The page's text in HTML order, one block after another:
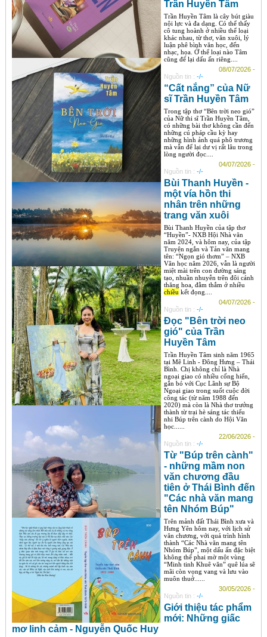
Trần Huyền Tâm
Trần Huyền Tâm là cây bút giàu
nội lực và đa dạng. Có thể thấy
cô tung hoành ở nhiều thể loại
khác nhau, từ thơ, văn xuôi, lý
luận phê bình văn học, đến
nhạc, họa. Ở thể loại nào Tâm
cũng để lại dấu ấn riêng....
08/07/2026 -
Nguồn tin : -/-
“Cất nắng” của Nữ
sĩ Trần Huyền Tâm
Trong tập thơ “Bên trời neo gió”
của Nữ thi sĩ Trần Huyền Tâm,
có những bài thơ không cần đến
những cú pháp cầu kỳ hay
những hình ảnh quá phô trương
mà vẫn để lại dư vị rất lâu trong
lòng người đọc....
04/07/2026 -
Nguồn tin : -/-
Bùi Thanh Huyền -
một vía hồn thi
nhân trên những
trang văn xuôi
Bùi Thanh Huyền của tập thơ
“Huyền”- NXB Hội Nhà văn
năm 2024, và hôm nay, của tập
Truyện ngắn và Tản văn mang
tên: “Ngọn gió thơm” – NXB
Văn học năm 2026, vẫn là người
miệt mài trên con đường sáng
tạo, nhuần nhuyễn trên đôi cánh
thăng hoa, đằm thắm ở nhiều
chiềukết đọng....
04/07/2026 -
Nguồn tin : -/-
Đọc "Bên trời neo
gió" của Trần
Huyền Tâm
Trần Huyền Tâm sinh năm 1965
tại Mê Linh - Đông Hưng – Thái
Bình. Chị không chỉ là Nhà
ngoại giao có nhiều cống hiến,
gắn bó với Cục Lãnh sự Bộ
Ngoại giao trong suốt cuộc đời
công tác (từ năm 1988 đến
2020) mà còn là Nhà thơ trưởng
thành từ trại hè sáng tác thiếu
nhi Búp trên cành do Hội Văn
học......
22/06/2026 -
Nguồn tin : -/-
Từ "Búp trên cành"
- những mầm non
văn chương đầu
tiên ở Thái Bình đến
"Các nhà văn mang
tên Nhóm Búp"
Trên mảnh đất Thái Bình xưa và
Hưng Yên hôm nay, với lịch sử
văn chương, với quá trình hình
thành “Các Nhà văn mang tên
Nhóm Búp”, một dấu ấn đặc biệt
không thể phai mờ một vùng
“Minh tinh Khuê văn” quê lúa sẽ
mãi còn vọng vang và lưu vào
muôn thuở......
30/05/2026 -
Nguồn tin : -/-
Giới thiệu tác phẩm
mới: Những giấc
mơ linh cảm - Nguyễn Quốc Huy